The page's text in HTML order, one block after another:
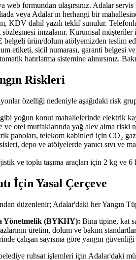
web formundan ulaşırsınız. Adalar
veya Adalar'ın herhangi bir
KDV dahil yazılı teklif sunulur.
imzalanır. Kurumsal müşteriler
belgeli ürün/dolum atölyemizden teslim
etiketi, sicil numarası, garanti
hatırlatma sistemine alınırsınız.
Riskleri
özelliği nedeniyle aşağıdaki risk
yoğun konut mahallelerinde elektrik
otel mutfaklarında yağ alev alma riski
panoları, telekom kabinleri için CO₂
depo ve atölyelerde yanıcı sıvı ve
ve toplu taşıma araçları için 2 kg ve
İçin Yasal Çerçeve
düzenlenir; Adalar'daki her Yangın
Yönetmelik (BYKHY): Bina tipine, kat
üretim, dolum ve bakım
çalışan sayısına göre yangın
ruhsat işlemleri için Adalar'daki